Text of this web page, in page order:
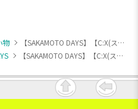
物
【SAKAMOTO DAYS】【C:X(スラー)】SAKAMOTO DAYS ちびぐるみvol.3
【SAKAMOTO DAYS】【C:X(スラー)】SAKAMOTO DAYS ちびぐるみvol.3